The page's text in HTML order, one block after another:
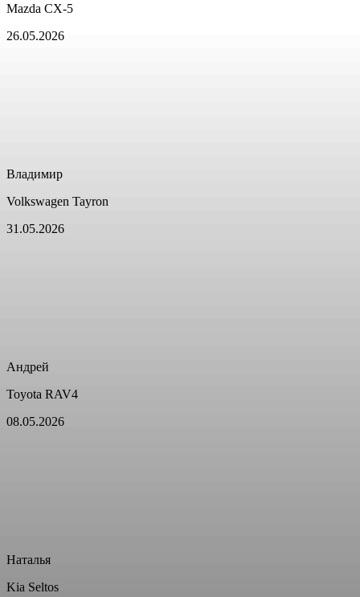
Mazda CX-5
26.05.2026
Владимир
Volkswagen Tayron
31.05.2026
Андрей
Toyota RAV4
08.05.2026
Наталья
Kia Seltos